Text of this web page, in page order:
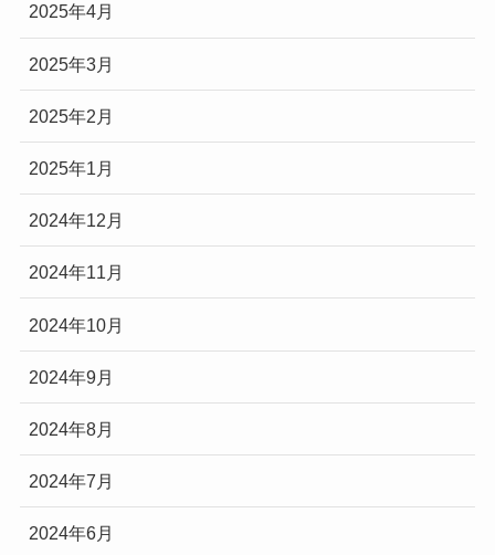
2025年4月
2025年3月
2025年2月
2025年1月
2024年12月
2024年11月
2024年10月
2024年9月
2024年8月
2024年7月
2024年6月